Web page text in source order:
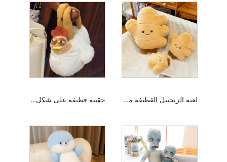
حقيبة قطيفة على شكل دجاجة لعبة الزنجبيل القطيفة مع الساق